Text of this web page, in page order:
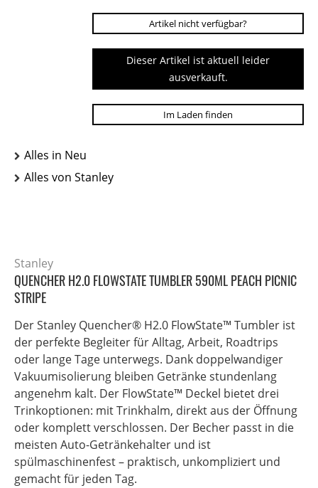
Artikel nicht verfügbar?
Dieser Artikel ist aktuell leider
ausverkauft.
Im Laden finden
Alles in Neu
Alles von Stanley
Stanley
QUENCHER H2.0 FLOWSTATE TUMBLER 590ML PEACH PICNIC
STRIPE
Der Stanley Quencher® H2.0 FlowState™ Tumbler ist
der perfekte Begleiter für Alltag, Arbeit, Roadtrips
oder lange Tage unterwegs. Dank doppelwandiger
Vakuumisolierung bleiben Getränke stundenlang
angenehm kalt. Der FlowState™ Deckel bietet drei
Trinkoptionen: mit Trinkhalm, direkt aus der Öffnung
oder komplett verschlossen. Der Becher passt in die
meisten Auto-Getränkehalter und ist
spülmaschinenfest – praktisch, unkompliziert und
gemacht für jeden Tag.